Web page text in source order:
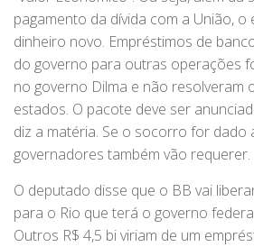
pagamento da dívida com a União,
dinheiro novo. Empréstimos de
do governo para outras operações
no governo Dilma e não resolveram
estados. O pacote deve ser
diz a matéria. Se o socorro for dado
governadores também vão requerer.
O deputado disse que o BB vai
para o Rio que terá o governo
Outros R$ 4,5 bi viriam de um